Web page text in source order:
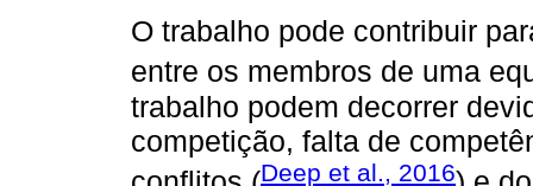
O trabalho pode contribuir
entre os membros de uma
trabalho podem decorrer
competição, falta de
Deep et al., 2016